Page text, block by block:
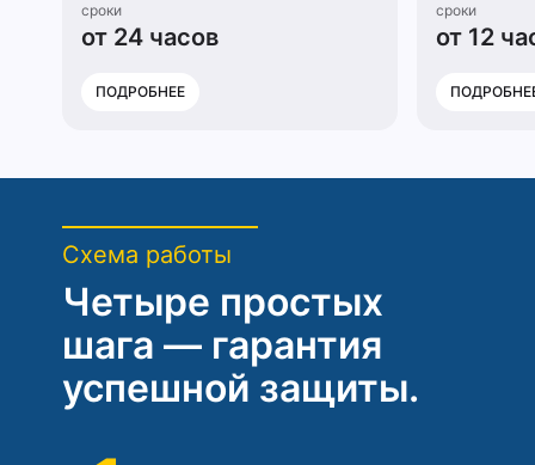
сроки
от 24 часов
ПОДРОБНЕЕ
сроки
от 12
Схема работы
Четыре простых
шага — гарантия
успешной защиты.